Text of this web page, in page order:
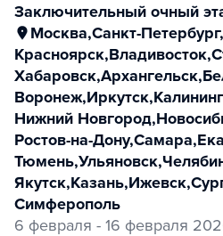
заключительный очный
Москва,Санкт-Петербург,
Красноярск,Владивосток,
Хабаровск,Архангельск,
Воронеж,Иркутск,
Нижний Новгород,
Ростов-на-Дону,Самара,
Тюмень,Ульяновск,
Якутск,Казань,Ижевск,
Симферополь
6 февраля - 16 февраля